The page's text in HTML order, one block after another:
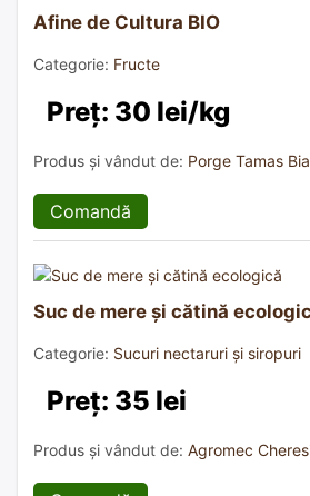
Afine de Cultura BIO
Categorie: Fructe
Preț: 30 lei/kg
Produs și vândut de: Porge Tamas
Comandă
Suc de mere și cătină
Categorie: Sucuri nectaruri și siropuri
Preț: 35 lei
Produs și vândut de: Agromec